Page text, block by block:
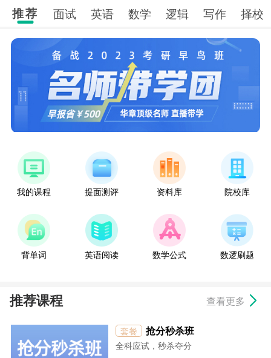
推荐 面试 英语 数学 逻辑 写作 择校
我的课程 提面测评 资料库 院校库
背单词 英语阅读 数学公式 数逻刷题
推荐课程 查看更多
套餐 抢分秒杀班
全科应试，秒杀夺分